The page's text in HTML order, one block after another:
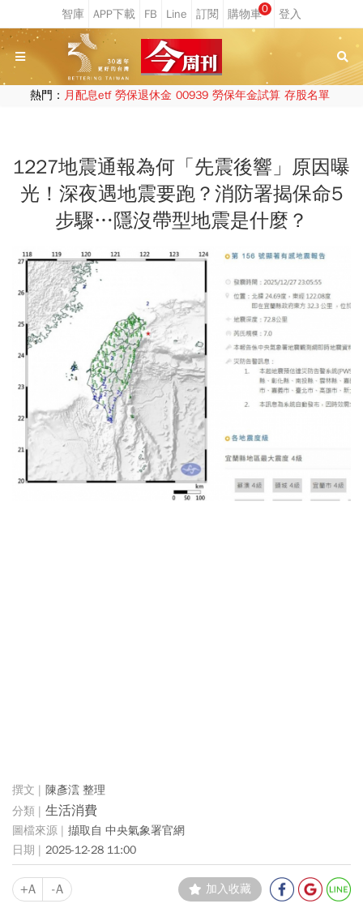
0
熱門： 月配息etf 勞保退休金 00939 勞保年金試算 存股名單
1227地震通報為何「先震後響」原因曝
光！深夜遇地震要跑？消防署揭保命5
步驟…隱沒帶型地震是什麼？
陳彥澐 整理
生活消費
擷取自 中央氣象署官網
2025-12-28 11:00
+A -A 加入收藏